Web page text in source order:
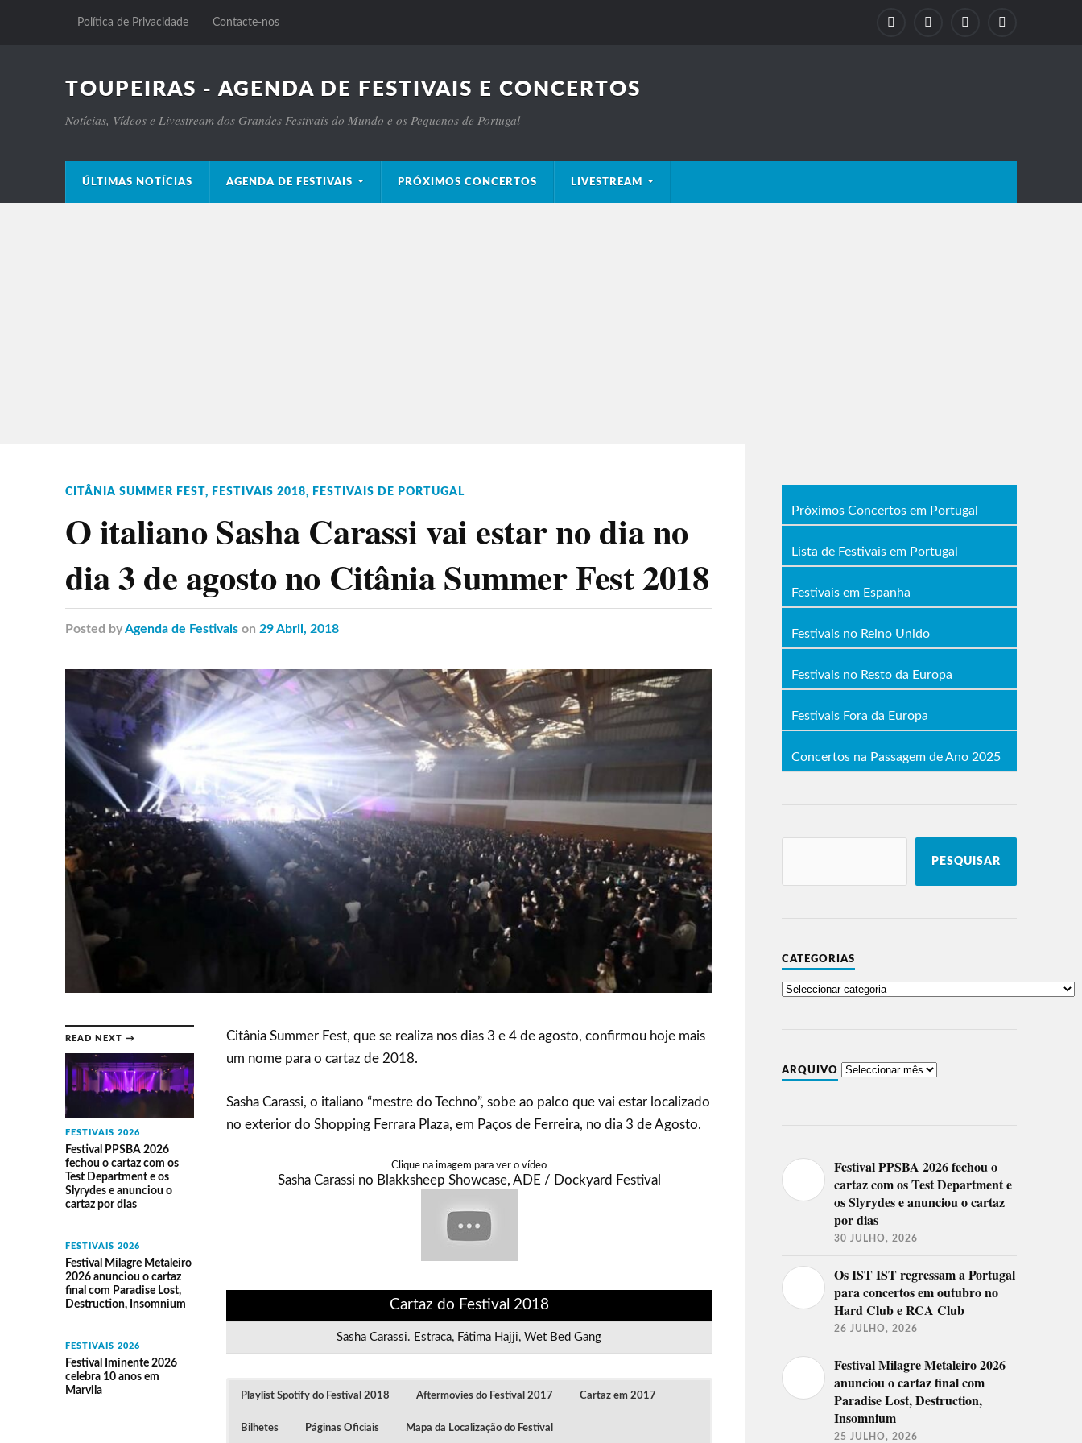
Política de Privacidade Contacte-nos
TOUPEIRAS - AGENDA DE FESTIVAIS E CONCERTOS
Notícias, Vídeos e Livestream dos Grandes Festivais do Mundo e os Pequenos de Portugal
ÚLTIMAS NOTÍCIAS AGENDA DE FESTIVAIS PRÓXIMOS CONCERTOS LIVESTREAM
CITÂNIA SUMMER FEST, FESTIVAIS 2018, FESTIVAIS DE PORTUGAL
O italiano Sasha Carassi vai estar no dia no
dia 3 de agosto no Citânia Summer Fest 2018
Posted byAgenda de Festivais on 29 Abril, 2018
READ NEXT →
FESTIVAIS 2026
Festival PPSBA 2026
fechou o cartaz com os
Test Department e os
Slyrydes e anunciou o
cartaz por dias
FESTIVAIS 2026
Festival Milagre Metaleiro
2026 anunciou o cartaz
final com Paradise Lost,
Destruction, Insomnium
FESTIVAIS 2026
Festival Iminente 2026
celebra 10 anos em
Marvila
Citânia Summer Fest, que se realiza nos dias 3 e 4 de agosto, confirmou hoje mais
um nome para o cartaz de 2018.
Sasha Carassi, o italiano “mestre do Techno”, sobe ao palco que vai estar localizado
no exterior do Shopping Ferrara Plaza, em Paços de Ferreira, no dia 3 de Agosto.
Clique na imagem para ver o vídeo
Sasha Carassi no Blakksheep Showcase, ADE / Dockyard Festival
Cartaz do Festival 2018
Sasha Carassi. Estraca, Fátima Hajji, Wet Bed Gang
Playlist Spotify do Festival 2018 Aftermovies do Festival 2017 Cartaz em 2017
Bilhetes Páginas Oficiais Mapa da Localização do Festival
Próximos Concertos em Portugal
Lista de Festivais em Portugal
Festivais em Espanha
Festivais no Reino Unido
Festivais no Resto da Europa
Festivais Fora da Europa
Concertos na Passagem de Ano 2025
PESQUISAR
CATEGORIAS
ARQUIVO
Festival PPSBA 2026 fechou o
cartaz com os Test Department e
os Slyrydes e anunciou o cartaz
por dias
30 JULHO, 2026
Os IST IST regressam a Portugal
para concertos em outubro no
Hard Club e RCA Club
26 JULHO, 2026
Festival Milagre Metaleiro 2026
anunciou o cartaz final com
Paradise Lost, Destruction,
Insomnium
25 JULHO, 2026